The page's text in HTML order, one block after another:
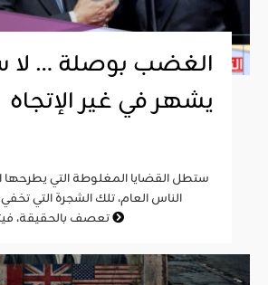
الغضب بوصلة … لا
يشهر في غير الإتجاه
الناس العام، تلك الشجرة التي تخفي
تعصف بالحقيقة،